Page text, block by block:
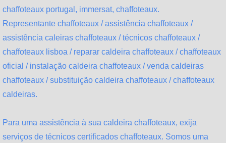
chaffoteaux portugal, immersat, chaffoteaux.
Representante chaffoteaux / assistência chaffoteaux /
assistência caleiras chaffoteaux / técnicos chaffoteaux /
chaffoteaux lisboa / reparar caldeira chaffoteaux / chaffoteaux
oficial / instalação caldeira chaffoteaux / venda caldeiras
chaffoteaux / substituição caldeira chaffoteaux / chaffoteaux
caldeiras.
Para uma assistência à sua caldeira chaffoteaux, exija
serviços de técnicos certificados chaffoteaux. Somos uma